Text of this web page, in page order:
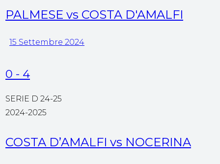
PALMESE vs COSTA D'AMALFI
15 Settembre 2024
0 - 4
SERIE D 24-25
2024-2025
COSTA D’AMALFI vs NOCERINA